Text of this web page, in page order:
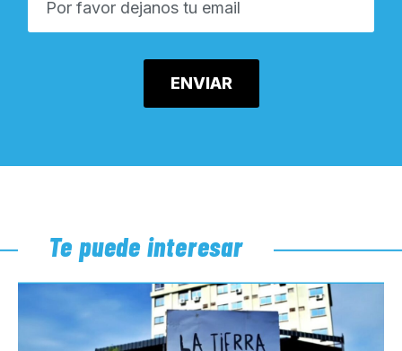
Te puede interesar